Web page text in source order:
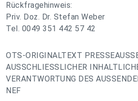
Rückfragehinweis:
Priv. Doz. Dr. Stefan Weber
Tel. 0049 351 442 57 42
OTS-ORIGINALTEXT
AUSSCHLIESSLICHER
VERANTWORTUNG DES
NEF